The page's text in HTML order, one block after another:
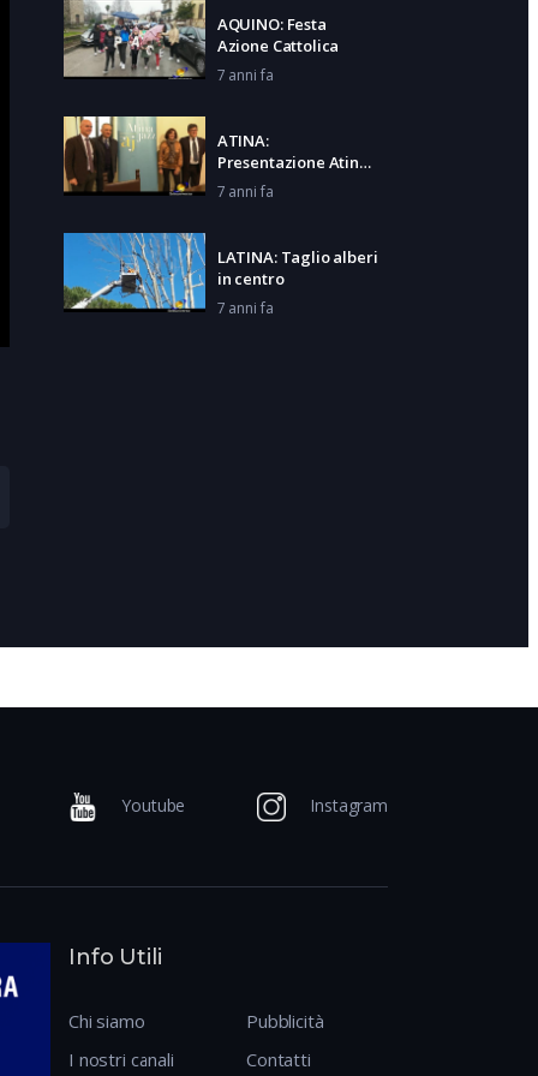
AQUINO: Festa
Azione Cattolica
7 anni fa
ATINA:
Presentazione Atina
Jazz Winter
7 anni fa
LATINA: Taglio alberi
in centro
7 anni fa
Youtube Instagram
Info Utili
Chi siamo
I nostri canali
Pubblicità
Contatti